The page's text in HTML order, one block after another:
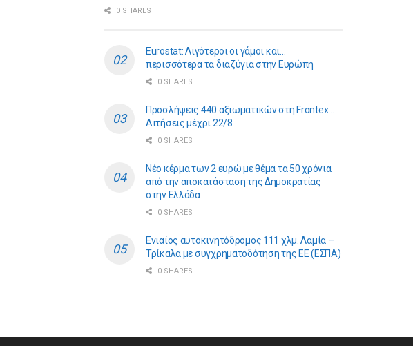
0 SHARES
Eurostat: Λιγότεροι οι γάμοι και…
περισσότερα τα διαζύγια στην Ευρώπη
0 SHARES
Προσλήψεις 440 αξιωματικών στη Frontex…
Αιτήσεις μέχρι 22/8
0 SHARES
Νέο κέρμα των 2 ευρώ με θέμα τα 50 χρόνια
από την αποκατάσταση της Δημοκρατίας
στην Ελλάδα
0 SHARES
Ενιαίος αυτοκινητόδρομος 111 χλμ. Λαμία –
Τρίκαλα με συγχρηματοδότηση της ΕE (ΕΣΠΑ)
0 SHARES